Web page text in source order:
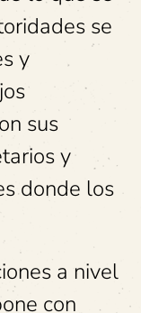
se
y
sus
y
donde los
a nivel
con